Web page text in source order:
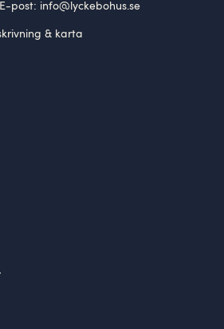
post: info@lyckebohus.se
& karta